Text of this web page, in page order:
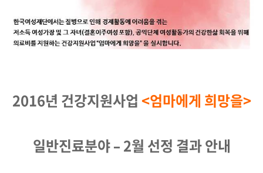
2016년 건강지원사업 <엄마에게 희망을>
일반진료분야 – 2월 선정 결과 안내